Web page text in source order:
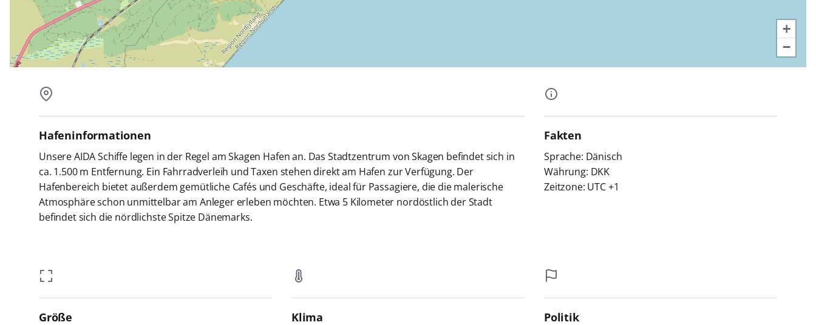
+
−
Hafeninformationen
Unsere AIDA Schiffe legen in der Regel am Skagen Hafen an. Das Stadtzentrum von Skagen befindet sich in
ca. 1.500 m Entfernung. Ein Fahrradverleih und Taxen stehen direkt am Hafen zur Verfügung. Der
Hafenbereich bietet außerdem gemütliche Cafés und Geschäfte, ideal für Passagiere, die die malerische
Atmosphäre schon unmittelbar am Anleger erleben möchten. Etwa 5 Kilometer nordöstlich der Stadt
befindet sich die nördlichste Spitze Dänemarks.
Fakten
Sprache: Dänisch
Währung: DKK
Zeitzone: UTC +1
Größe Klima Politik